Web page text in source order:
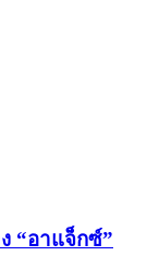
“อาแจ็กซ์”